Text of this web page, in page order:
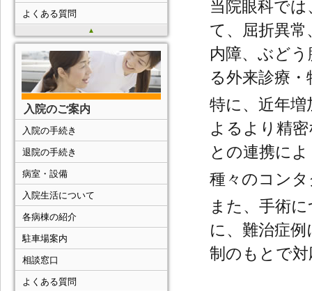
当院眼科で
て、屈折異常
内障、ぶど
る外来診療
特に、近年
よるより精
との連携に
種々のコン
また、手術
に、難治症
制のもとで
▲
よくある質問
入院のご案内
入院の手続き
退院の手続き
病室・設備
入院生活について
各病棟の紹介
駐車場案内
相談窓口
よくある質問